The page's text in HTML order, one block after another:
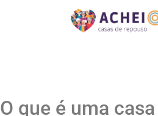
O que é uma